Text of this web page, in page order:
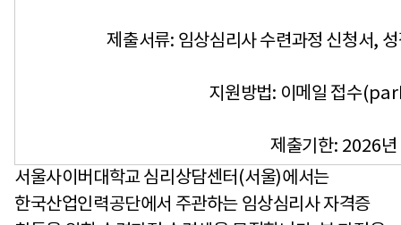
제출서류: 임상심리사 수련과정 신청서,
지원방법: 이메일 접수
제출기한: 2026년
서울사이버대학교 심리상담센터 (서울)에서는
한국산업인력공단에서 주관하는 임상심리사 자격증